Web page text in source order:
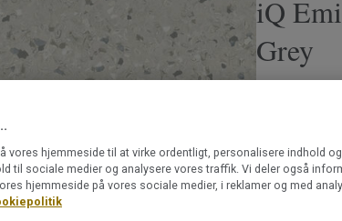
iQ
Grey
iQ Eminent
lang række
suppleret af
hvoraf iQ
klare
kombineres
vinyl. Det
Læs mere
Ftalatfrit
vores hjemmeside til at virke ordentligt, personalisere indhold og
til sociale medier og analysere vores traffik. Vi deler også
hjemmeside på vores sociale medier, i reklamer og med